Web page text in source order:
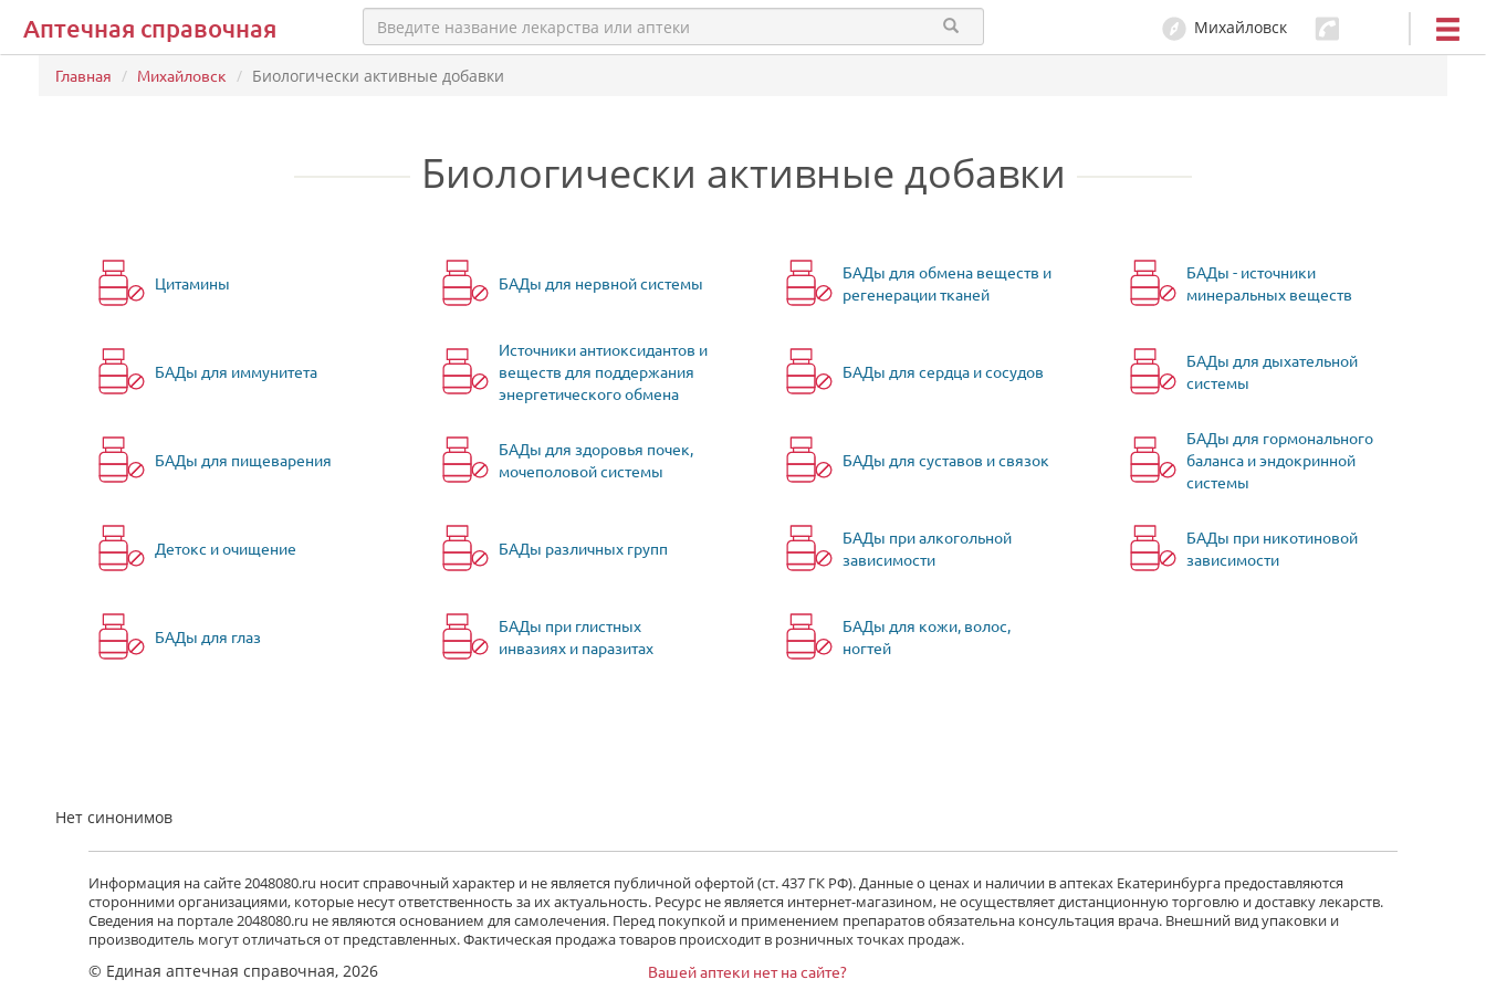
Аптечная справочная Михайловск
Главная Михайловск Биологически активные добавки
Биологически активные добавки
Цитамины БАДы для нервной системы
БАДы для обмена веществ и
регенерации тканей
БАДы - источники
минеральных веществ
БАДы для иммунитета
Источники антиоксидантов и
веществ для поддержания
энергетического обмена
БАДы для сердца и сосудов
БАДы для дыхательной
системы
БАДы для пищеварения
БАДы для здоровья почек,
мочеполовой системы
БАДы для суставов и связок
БАДы для гормонального
баланса и эндокринной
системы
Детокс и очищение БАДы различных групп
БАДы при алкогольной
зависимости
БАДы при никотиновой
зависимости
БАДы для глаз
БАДы при глистных
инвазиях и паразитах
БАДы для кожи, волос,
ногтей
Нет синонимов
Информация на сайте 2048080.ru носит справочный характер и не является публичной офертой (ст. 437 ГК РФ). Данные о ценах и наличии в аптеках Екатеринбурга предоставляются
сторонними организациями, которые несут ответственность за их актуальность. Ресурс не является интернет-магазином, не осуществляет дистанционную торговлю и доставку лекарств.
Сведения на портале 2048080.ru не являются основанием для самолечения. Перед покупкой и применением препаратов обязательна консультация врача. Внешний вид упаковки и
производитель могут отличаться от представленных. Фактическая продажа товаров происходит в розничных точках продаж.
© Единая аптечная справочная, 2026
Вашей аптеки нет на сайте?